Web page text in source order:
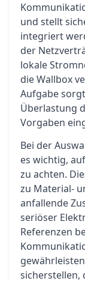
und stellt
integriert
der
lokale
die Wallbox
Aufgabe
Überlastung
Vorgaben
Bei der
es wichtig,
zu achten.
zu Material-
anfallende
seriöser
Referenzen
sicherstellen,